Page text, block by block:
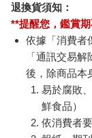
退換貨須知：
**提醒您，鑑賞
依據「消費者
「通訊交易
後，除商品本
易於腐敗
鮮食品）
依消費者